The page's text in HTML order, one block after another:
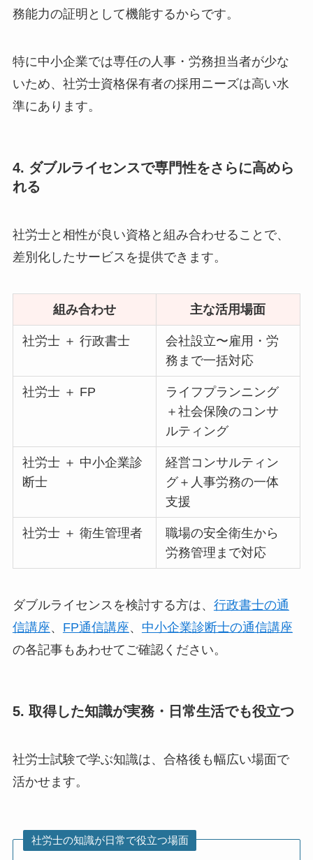
務能力の証明として機能するからです。
特に中小企業では専任の人事・労務担当者が少な
いため、社労士資格保有者の採用ニーズは高い水
準にあります。
4. ダブルライセンスで専門性をさらに高めら
れる
社労士と相性が良い資格と組み合わせることで、
差別化したサービスを提供できます。
組み合わせ 主な活用場面
社労士 ＋ 行政書士
会社設立〜雇用・労
務まで一括対応
社労士 ＋ FP
ライフプランニング
＋社会保険のコンサ
ルティング
社労士 ＋ 中小企業診
断士
経営コンサルティン
グ＋人事労務の一体
支援
社労士 ＋ 衛生管理者
職場の安全衛生から
労務管理まで対応
ダブルライセンスを検討する方は、 行政書士の通
信講座、 FP通信講座、 中小企業診断士の通信講座
の各記事もあわせてご確認ください。
5. 取得した知識が実務・日常生活でも役立つ
社労士試験で学ぶ知識は、合格後も幅広い場面で
活かせます。
社労士の知識が日常で役立つ場面